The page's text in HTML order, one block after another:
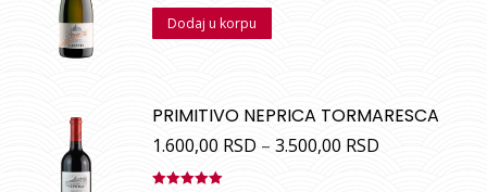
Dodaj u korpu
PRIMITIVO NEPRICA TORMARESCA
1.600,00 RSD – 3.500,00 RSD